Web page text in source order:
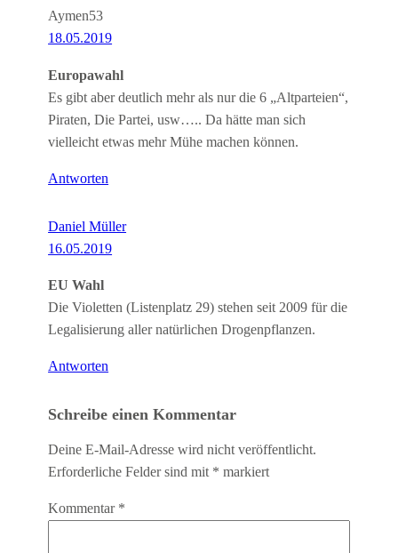
Aymen53
18.05.2019
Europawahl
Es gibt aber deutlich mehr als nur die 6 „Altparteien“,
Piraten, Die Partei, usw….. Da hätte man sich
vielleicht etwas mehr Mühe machen können.
Antworten
Daniel Müller
16.05.2019
EU Wahl
Die Violetten (Listenplatz 29) stehen seit 2009 für die
Legalisierung aller natürlichen Drogenpflanzen.
Antworten
Schreibe einen Kommentar
Deine E-Mail-Adresse wird nicht veröffentlicht.
Erforderliche Felder sind mit * markiert
Kommentar *